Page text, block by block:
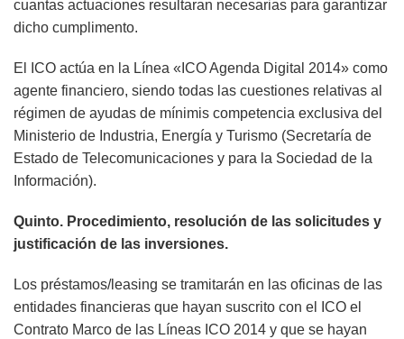
cuantas actuaciones resultaran necesarias para garantizar
dicho cumplimento.
El ICO actúa en la Línea «ICO Agenda Digital 2014» como
agente financiero, siendo todas las cuestiones relativas al
régimen de ayudas de mínimis competencia exclusiva del
Ministerio de Industria, Energía y Turismo (Secretaría de
Estado de Telecomunicaciones y para la Sociedad de la
Información).
Quinto. Procedimiento, resolución de las solicitudes y
justificación de las inversiones.
Los préstamos/leasing se tramitarán en las oficinas de las
entidades financieras que hayan suscrito con el ICO el
Contrato Marco de las Líneas ICO 2014 y que se hayan